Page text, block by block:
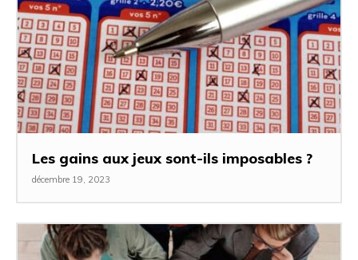
Les gains aux jeux sont-ils imposables ?
décembre 19, 2023